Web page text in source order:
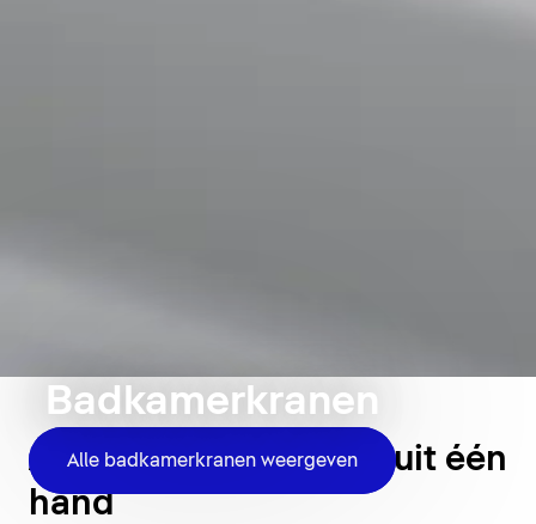
Badkamerkranen
Alle badkamerkranen weergeven
Alle badkamerkranen uit één
hand